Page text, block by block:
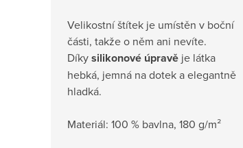
Velikostní štítek je umístěn v boční
části, takže o něm ani nevíte.
Díkysilikonové úpravě je látka
hebká, jemná na dotek a elegantně
hladká.
Materiál: 100 % bavlna, 180 g/m²